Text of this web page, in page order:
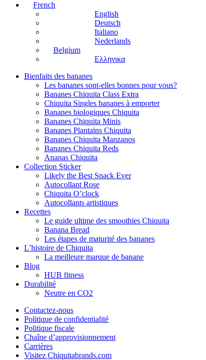
French
English
Deutsch
Italiano
Nederlands
Belgium
Ελληνικα
Bienfaits des bananes
Les bananes sont-elles bonnes pour vous?
Bananes Chiquita Class Extra
Chiquita Singles bananes à emporter
Bananes biologiques Chiquita
Bananes Chiquita Minis
Bananes Plantains Chiquita
Bananes Chiquita Manzanos
Bananes Chiquita Reds
Ananas Chiquita
Collection Sticker
Likely the Best Snack Ever
Autocollant Rose
Chiquita O’clock
Autocollants artistiques
Recettes
Le guide ultime des smoothies Chiquita
Banana Bread
Les étapes de maturité des bananes
L’histoire de Chiquita
La meilleure marque de banane
Blog
HUB fitness
Durabilité
Neutre en CO2
Contactez-nous
Politique de confidentialité
Politique fiscale
Chaîne d’approvisionnement
Carrières
Visitez Chiquitabrands.com